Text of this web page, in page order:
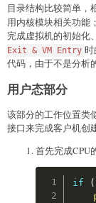
目录结构比较简单，
用内核模块相关功能
完成虚拟机的初始化
Exit & VM Entry 时
代码，由于不是分析
用户态部分
该部分的工作位置类
接口来完成客户机创
首先完成CPU
if (